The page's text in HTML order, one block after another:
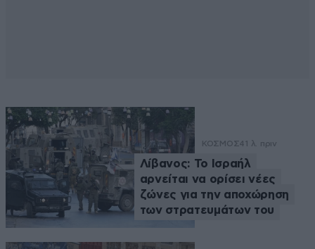
ΚΟΣΜΟΣ41 λ. πριν
Λίβανος: Το Ισραήλ
αρνείται να ορίσει νέες
ζώνες για την αποχώρηση
των στρατευμάτων του